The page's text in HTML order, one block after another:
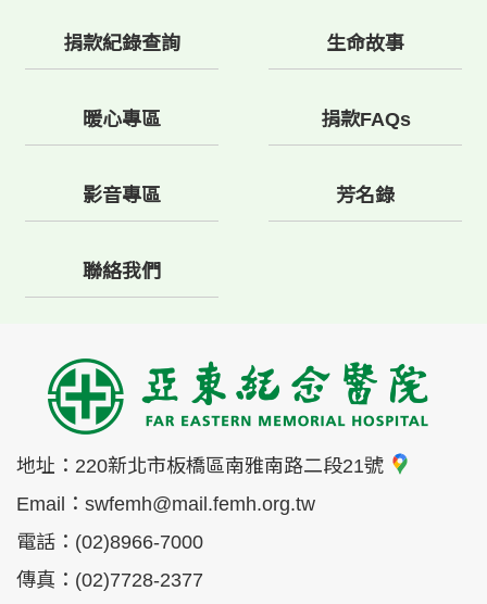
捐款紀錄查詢 生命故事
暖心專區 捐款FAQs
影音專區 芳名錄
聯絡我們
地址： 220新北市板橋區南雅南路二段21號
Email： swfemh@mail.femh.org.tw
電話： (02)8966-7000
傳真： (02)7728-2377